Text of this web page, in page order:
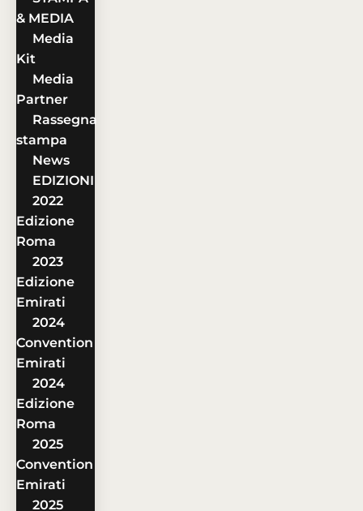
& MEDIA
Media
Kit
Media
Partner
Rassegna
stampa
News
EDIZIONI
2022
Edizione
Roma
2023
Edizione
Emirati
2024
Convention
Emirati
2024
Edizione
Roma
2025
Convention
Emirati
2025